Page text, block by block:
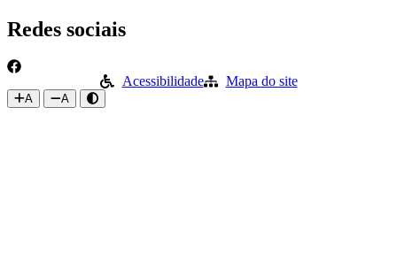
Skip
to
content
Redes sociais
Acessibilidade Mapa do site
A A